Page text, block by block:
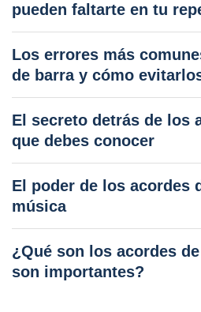
pueden faltarte en tu
Los errores más
de barra y cómo
El secreto detrás de los
que debes conocer
El poder de los acordes
música
¿Qué son los acordes
son importantes?